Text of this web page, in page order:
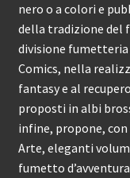
nero o a colori e
della tradizione del
divisione fumetteria
Comics, nella
fantasy e al
proposti in albi
infine, propone, con
Arte, eleganti
fumetto